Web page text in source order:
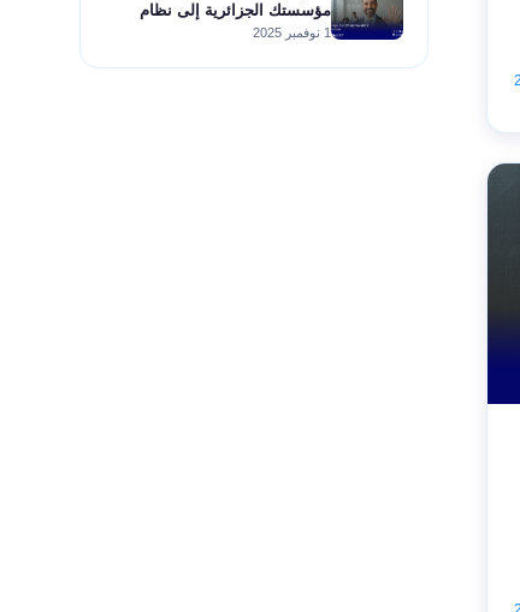
مؤسستك الجزائرية إلى نظام
ERP1 نوفمبر 2025